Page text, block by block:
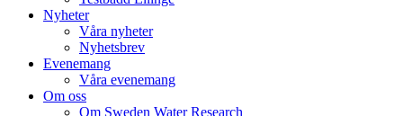
Nyheter
Våra nyheter
Nyhetsbrev
Evenemang
Våra evenemang
Om oss
Om Sweden Water Research